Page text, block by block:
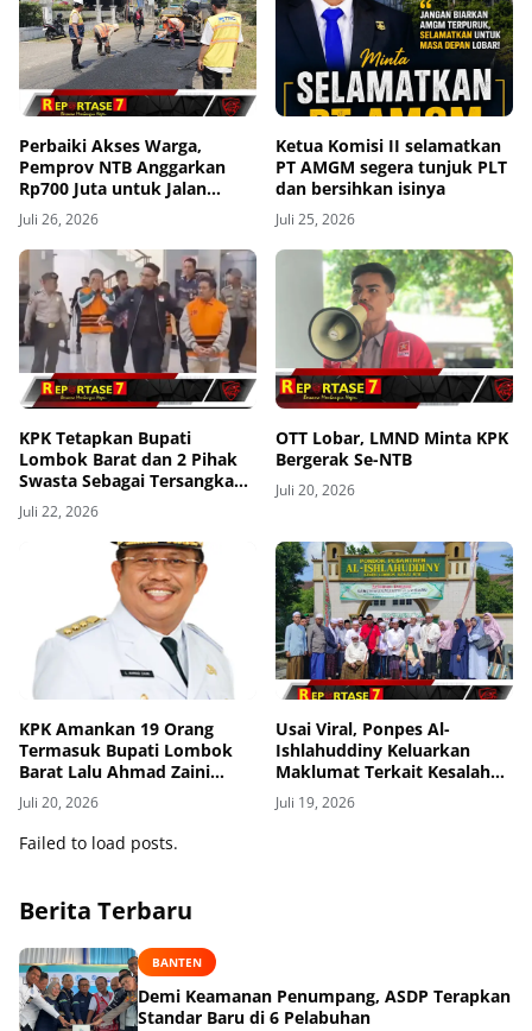
Perbaiki Akses Warga,
Pemprov NTB Anggarkan
Rp700 Juta untuk Jalan
Kediri-Kuripan
Juli 26, 2026
Ketua Komisi II selamatkan
PT AMGM segera tunjuk PLT
dan bersihkan isinya
Juli 25, 2026
KPK Tetapkan Bupati
Lombok Barat dan 2 Pihak
Swasta Sebagai Tersangka
Dugaan Suap dan Gratifikasi
Proyek
Juli 22, 2026
OTT Lobar, LMND Minta KPK
Bergerak Se-NTB
Juli 20, 2026
KPK Amankan 19 Orang
Termasuk Bupati Lombok
Barat Lalu Ahmad Zaini
dalam OTT
Juli 20, 2026
Usai Viral, Ponpes Al-
Ishlahuddiny Keluarkan
Maklumat Terkait Kesalahan
Visual Berita
Juli 19, 2026
Failed to load posts.
Berita Terbaru
BANTEN
Demi Keamanan Penumpang, ASDP Terapkan
Standar Baru di 6 Pelabuhan